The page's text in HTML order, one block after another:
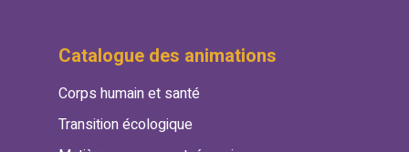
Catalogue des animations
Corps humain et santé
Transition écologique